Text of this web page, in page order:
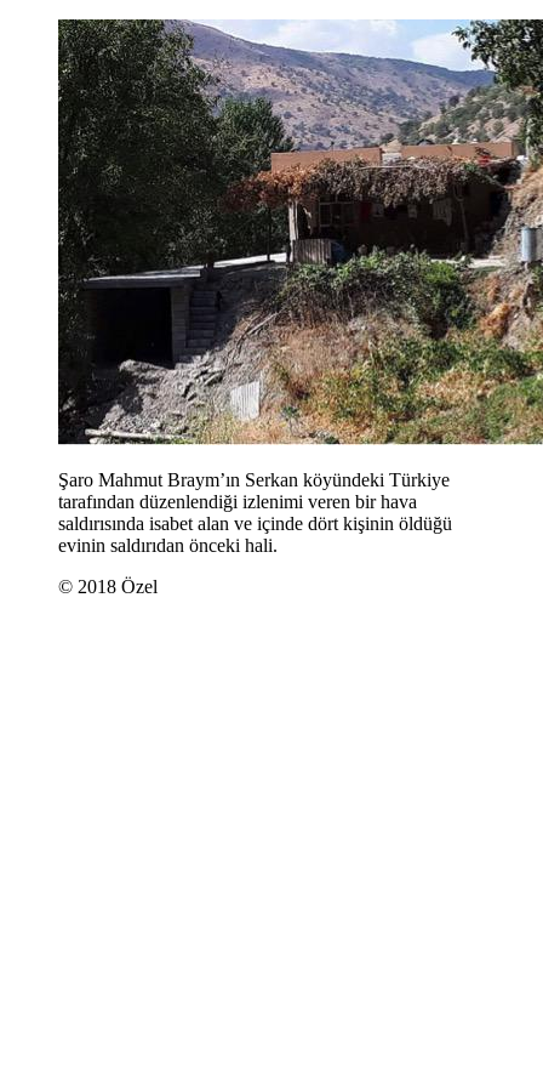
Şaro Mahmut Braym’ın Serkan köyündeki Türkiye
tarafından düzenlendiği izlenimi veren bir hava
saldırısında isabet alan ve içinde dört kişinin öldüğü
evinin saldırıdan önceki hali.
© 2018 Özel